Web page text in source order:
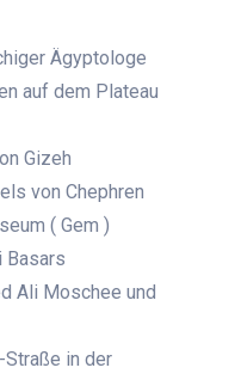
Ägyptologe
auf dem Plateau
Gizeh
von Chephren
( Gem )
Basars
Ali Moschee und
in der